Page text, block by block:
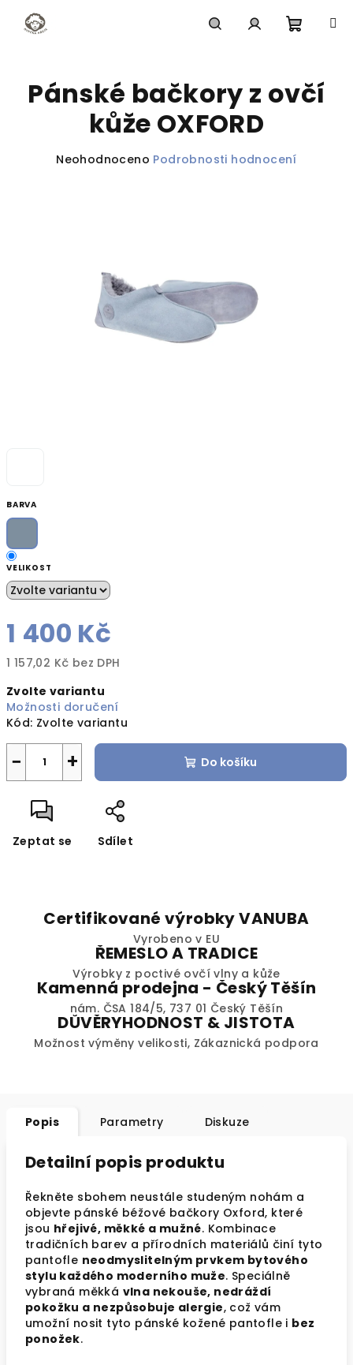
obsah
košík
BARVA
VELIKOST
1 400 Kč
1 157,02 Kč bez DPH
cena:
Zvolte variantu
Možnosti doručení
Kód: Zvolte variantu
+
− Do košíku
Zeptat se Sdílet
Pánské bačkory z ovčí
kůže OXFORD
Průměrné
hvězdiček.
Neohodnoceno Podrobnosti hodnocení
Certifikované výrobky VANUBA
Vyrobeno v EU
ŘEMESLO A TRADICE
Výrobky z poctivé ovčí vlny a kůže
Kamenná prodejna - Český Těšín
nám. ČSA 184/5, 737 01 Český Těšín
DŮVĚRYHODNOST & JISTOTA
Možnost výměny velikosti, Zákaznická podpora
Popis Parametry Diskuze
Detailní popis produktu
Řekněte sbohem neustále studeným nohám a
objevte pánské béžové bačkory Oxford, které
jsou hřejivé, měkké a mužné. Kombinace
tradičních barev a přírodních materiálů činí tyto
pantofle neodmyslitelným prvkem bytového
stylu každého moderního muže. Speciálně
vybraná měkká vlna nekouše, nedráždí
pokožku a nezpůsobuje alergie, což vám
umožní nosit tyto pánské kožené pantofle i bez
ponožek.